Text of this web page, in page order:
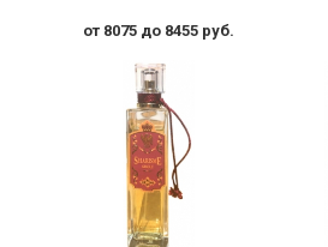
от 8075 до 8455 руб.